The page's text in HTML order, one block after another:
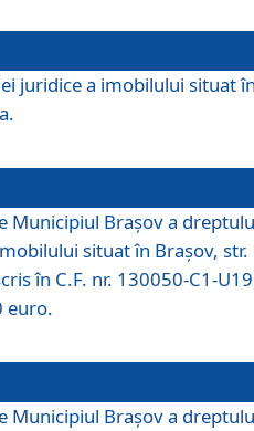
juridice a imobilului situat
Municipiul Brașov a
situat în Brașov, str.
în C.F. nr. 130050-C1-U19
euro.
Municipiul Brașov a